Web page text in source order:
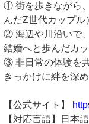
① 街を歩きながら
んだZ世代カップル
② 海辺や川沿いで
結婚へと歩んだカッ
③ 非日常の体験を
きっかけに絆を深
【公式サイト】
【対応言語】日本